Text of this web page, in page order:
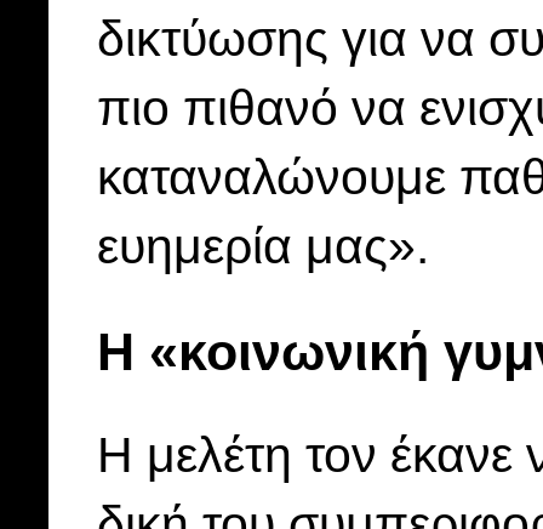
δικτύωσης για να
πιο πιθανό να
καταναλώνουμε
ευημερία μας».
Η «κοινωνική
Η μελέτη τον